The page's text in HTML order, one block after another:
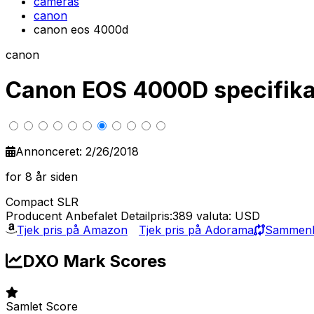
canon
canon eos 4000d
canon
Canon EOS 4000D
Annonceret: 2/26/2018
for 8 år siden
Compact SLR
Producent Anbefalet Detailpris:389 valuta: USD
Tjek pris på Amazon
Tjek pris på Adorama
DXO Mark Scores
Samlet Score